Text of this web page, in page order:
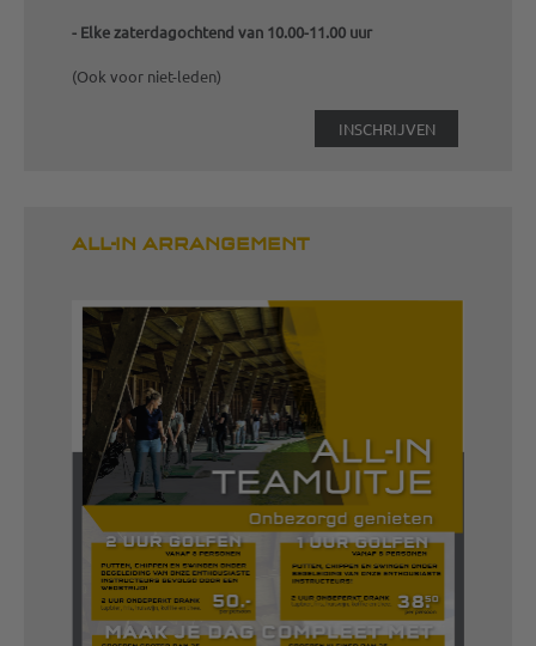
- Elke zaterdagochtend van 10.00-11.00 uur
(Ook voor niet-leden)
INSCHRIJVEN
ALL-IN ARRANGEMENT